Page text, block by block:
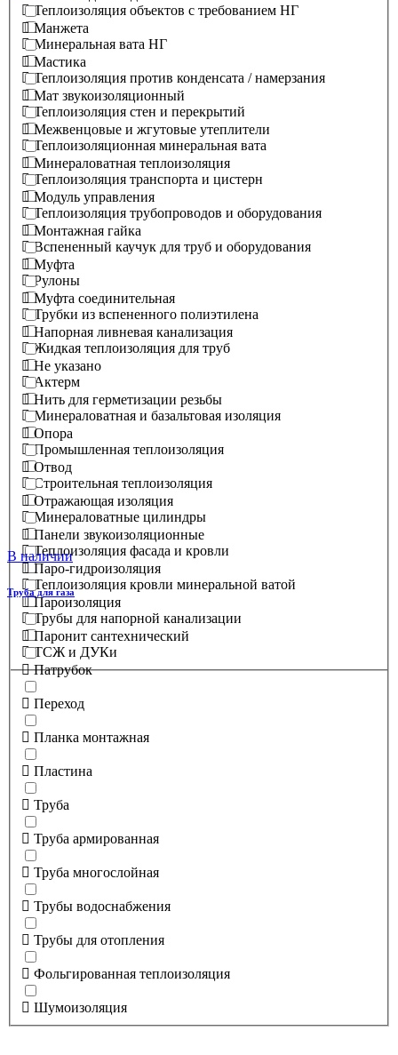
Теплоизоляция объектов с требованием НГ
Минеральная вата НГ
Теплоизоляция против конденсата / намерзания
Теплоизоляция стен и перекрытий
Теплоизоляционная минеральная вата
Теплоизоляция транспорта и цистерн
Теплоизоляция трубопроводов и оборудования
Вспененный каучук для труб и оборудования
Рулоны
Трубки из вспененного полиэтилена
Жидкая теплоизоляция для труб
Актерм
Минераловатная и базальтовая изоляция
Промышленная теплоизоляция
Строительная теплоизоляция
Минераловатные цилиндры
Теплоизоляция фасада и кровли
Теплоизоляция кровли минеральной ватой
Трубы для напорной канализации
ТСЖ и ДУКи
Манжета
Мастика
Мат звукоизоляционный
Межвенцовые и жгутовые утеплители
Минераловатная теплоизоляция
Модуль управления
Монтажная гайка
Муфта
Муфта соединительная
Напорная ливневая канализация
Не указано
Нить для герметизации резьбы
Опора
Отвод
Отражающая изоляция
Панели звукоизоляционные
Паро-гидроизоляция
Пароизоляция
Паронит сантехнический
Патрубок
Переход
Планка монтажная
Пластина
Труба
Труба армированная
Труба многослойная
Трубы водоснабжения
Трубы для отопления
Фольгированная теплоизоляция
Шумоизоляция
В наличии
Труба для газа